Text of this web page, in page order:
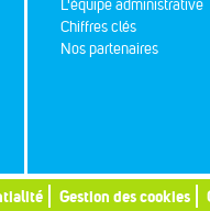
L'équipe administrative
Chiffres clés
Nos partenaires
Gestion des cookies